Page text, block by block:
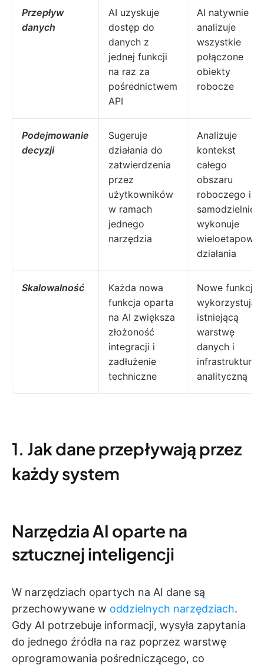
Przepływ
danych
AI uzyskuje
dostęp do
danych z
jednej funkcji
na raz za
pośrednictwem
API
AI natywnie
analizuje
wszystkie
połączone
obiekty
robocze
Podejmowanie
decyzji
Sugeruje
działania do
zatwierdzenia
przez
użytkowników
w ramach
jednego
narzędzia
Analizuje
kontekst
całego
obszaru
roboczego i
samodzielnie
wykonuje
wieloetapowe
działania
Skalowalność
Każda nowa
funkcja oparta
na AI zwiększa
złożoność
integracji i
zadłużenie
techniczne
Nowe funkcje
wykorzystują
istniejącą
warstwę
danych i
infrastrukturę
analityczną
1. Jak dane przepływają przez
każdy system
Narzędzia AI oparte na
sztucznej inteligencji
W narzędziach opartych na AI dane są
przechowywane w oddzielnych narzędziach.
Gdy AI potrzebuje informacji, wysyła zapytania
do jednego źródła na raz poprzez warstwę
oprogramowania pośredniczącego, co